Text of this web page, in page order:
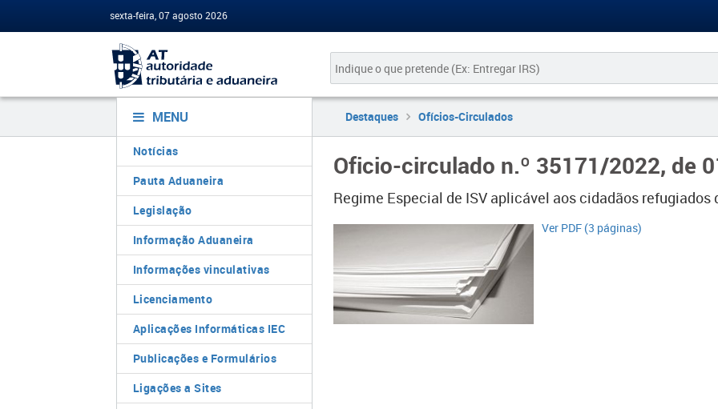
sexta-feira, 07 agosto 2026
MENU
Notícias
Pauta Aduaneira
Legislação
Informação Aduaneira
Informações vinculativas
Licenciamento
Aplicações Informáticas IEC
Publicações e Formulários
Ligações a Sites
Destaques Ofícios-Circulados
Oficio-circulado n.º 35171/2022, de
Regime Especial de ISV aplicável aos cidadãos refugiados
Ver PDF (3 páginas)​